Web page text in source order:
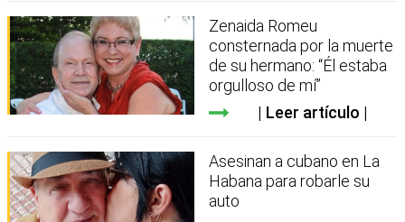
Zenaida Romeu
consternada por la muerte
de su hermano: “Él estaba
orgulloso de mí”
Leer artículo
Asesinan a cubano en La
Habana para robarle su
auto